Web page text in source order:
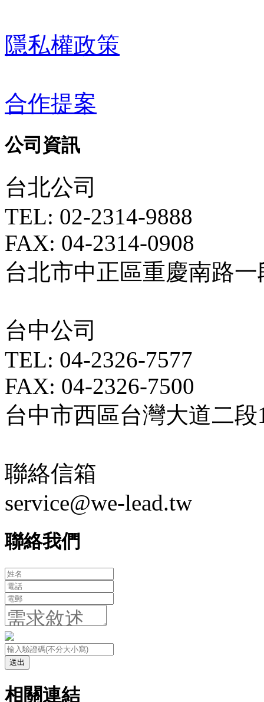
隱私權政策
合作提案
公司資訊
台北公司
TEL: 02-2314-9888
FAX: 04-2314-0908
台北市中正區重慶南路一
台中公司
TEL: 04-2326-7577
FAX: 04-2326-7500
台中市西區台灣大道二段
聯絡信箱
service@we-lead.tw
聯絡我們
送出
相關連結